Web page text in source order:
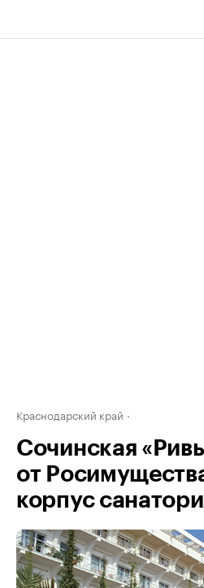
Краснодарский край
Сочинская
от
корпус